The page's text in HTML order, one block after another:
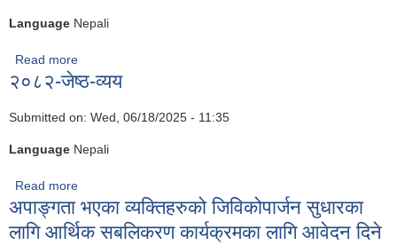
Language Nepali
Read more
२०८२-जेष्ठ-व्यय
Submitted on: Wed, 06/18/2025 - 11:35
Language Nepali
Read more
अपाङ्गता भएका व्यक्तिहरुको जिविकोपार्जन सुधारका
लागि आर्थिक सबलिकरण कार्यक्रमका लागि आवेदन दिने